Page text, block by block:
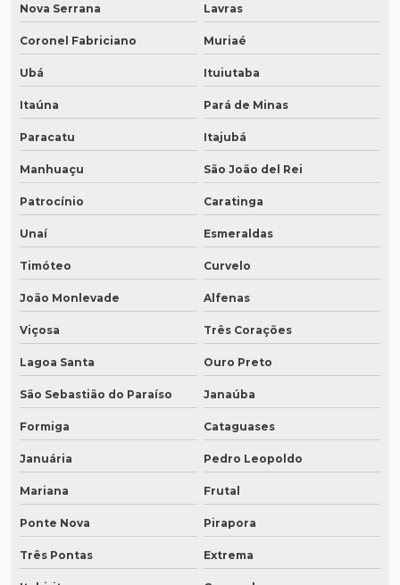
Nova Serrana Lavras
Coronel Fabriciano Muriaé
Ubá Ituiutaba
Itaúna Pará de Minas
Paracatu Itajubá
Manhuaçu São João del Rei
Patrocínio Caratinga
Unaí Esmeraldas
Timóteo Curvelo
João Monlevade Alfenas
Viçosa Três Corações
Lagoa Santa Ouro Preto
São Sebastião do Paraíso Janaúba
Formiga Cataguases
Januária Pedro Leopoldo
Mariana Frutal
Ponte Nova Pirapora
Três Pontas Extrema